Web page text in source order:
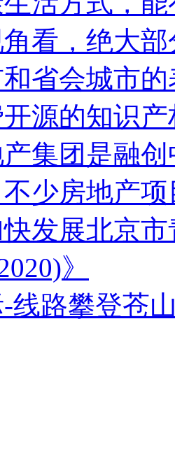
看，绝大
省会城市
源的知识
集团是融
少房地产
快发展北京
》
线路攀登苍